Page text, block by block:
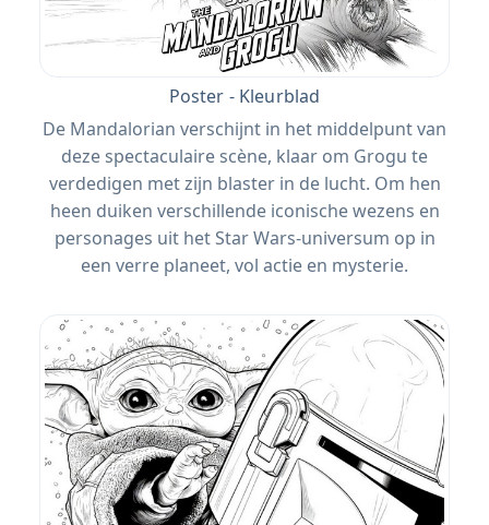
Poster - Kleurblad
De Mandalorian verschijnt in het middelpunt van
deze spectaculaire scène, klaar om Grogu te
verdedigen met zijn blaster in de lucht. Om hen
heen duiken verschillende iconische wezens en
personages uit het Star Wars-universum op in
een verre planeet, vol actie en mysterie.